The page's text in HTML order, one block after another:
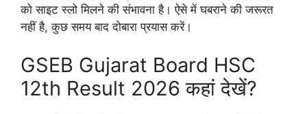
को साइट स्लो मिलने की संभावना है। ऐसे में घबराने की जरूरत
नहीं है, कुछ समय बाद दोबारा प्रयास करें।
GSEB Gujarat Board HSC
12th Result 2026 कहां देखें?